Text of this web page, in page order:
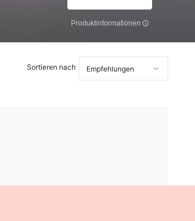
Produktinformationen
Sortieren nach